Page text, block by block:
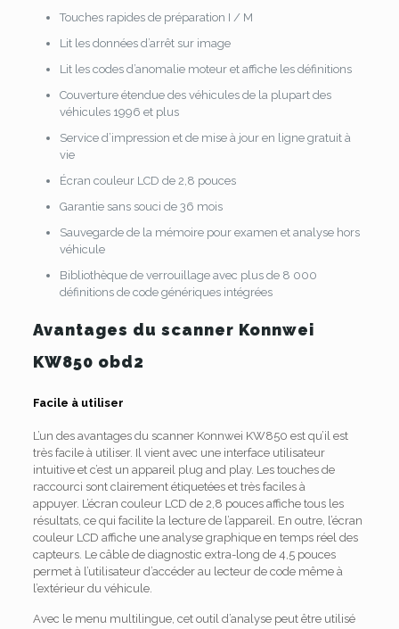
Touches rapides de préparation I / M
Lit les données d’arrêt sur image
Lit les codes d’anomalie moteur et affiche les définitions
Couverture étendue des véhicules de la plupart des
véhicules 1996 et plus
Service d’impression et de mise à jour en ligne gratuit à
vie
Écran couleur LCD de 2,8 pouces
Garantie sans souci de 36 mois
Sauvegarde de la mémoire pour examen et analyse hors
véhicule
Bibliothèque de verrouillage avec plus de 8 000
définitions de code génériques intégrées
Avantages du scanner Konnwei
KW850 obd2
Facile à utiliser
L’un des avantages du scanner Konnwei KW850 est qu’il est
très facile à utiliser. Il vient avec une interface utilisateur
intuitive et c’est un appareil plug and play. Les touches de
raccourci sont clairement étiquetées et très faciles à
appuyer. L’écran couleur LCD de 2,8 pouces affiche tous les
résultats, ce qui facilite la lecture de l’appareil. En outre, l’écran
couleur LCD affiche une analyse graphique en temps réel des
capteurs. Le câble de diagnostic extra-long de 4,5 pouces
permet à l’utilisateur d’accéder au lecteur de code même à
l’extérieur du véhicule.
Avec le menu multilingue, cet outil d’analyse peut être utilisé